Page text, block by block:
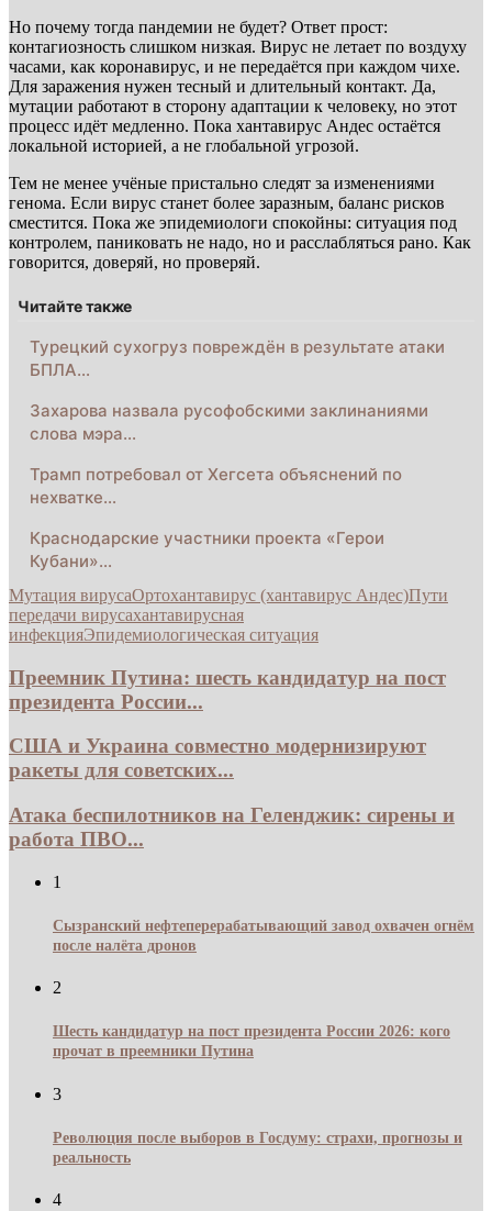
Но почему тогда пандемии не будет? Ответ прост:
контагиозность слишком низкая. Вирус не летает по воздуху
часами, как коронавирус, и не передаётся при каждом чихе.
Для заражения нужен тесный и длительный контакт. Да,
мутации работают в сторону адаптации к человеку, но этот
процесс идёт медленно. Пока хантавирус Андес остаётся
локальной историей, а не глобальной угрозой.
Тем не менее учёные пристально следят за изменениями
генома. Если вирус станет более заразным, баланс рисков
сместится. Пока же эпидемиологи спокойны: ситуация под
контролем, паниковать не надо, но и расслабляться рано. Как
говорится, доверяй, но проверяй.
Читайте также
Турецкий сухогруз повреждён в результате атаки
БПЛА…
Захарова назвала русофобскими заклинаниями
слова мэра…
Трамп потребовал от Хегсета объяснений по
нехватке…
Краснодарские участники проекта «Герои
Кубани»…
Мутация вирусаОртохантавирус (хантавирус Андес)Пути
передачи вирусахантавирусная
инфекцияЭпидемиологическая ситуация
Преемник Путина: шесть кандидатур на пост
президента России...
США и Украина совместно модернизируют
ракеты для советских...
Атака беспилотников на Геленджик: сирены и
работа ПВО...
1
Сызранский нефтеперерабатывающий завод охвачен огнём
после налёта дронов
2
Шесть кандидатур на пост президента России 2026: кого
прочат в преемники Путина
3
Революция после выборов в Госдуму: страхи, прогнозы и
реальность
4